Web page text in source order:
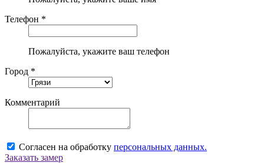
Телефон *
Пожалуйста, укажите ваш телефон
Город *
Комментарий
Согласен на обработку персональных данных.
Заказать замер